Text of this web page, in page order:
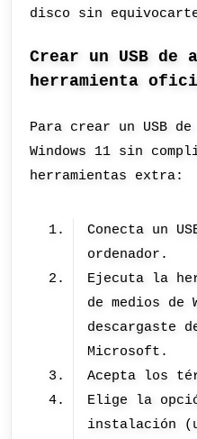
disco sin
Crear un USB de
herramienta
Para crear un USB
Windows 11 sin
herramientas extra:
Conecta un
ordenador.
Ejecuta la
de medios de
descargaste
Microsoft.
Acepta los
Elige la
instalación